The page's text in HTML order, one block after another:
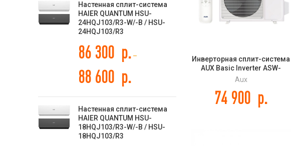
Инверторная сплит-система
AUX Basic Inverter ASW-
H24A4/СB-R2DI /AS-H24A4/
Aux
74 900 р.
Kentatsu 7
Royal Clima
TCL
Настенная сплит-система
HAIER QUANTUM HSU-
24HQJ103/R3-W/-B / HSU-
24HQJ103/R3
86 300 р. –
88 600 р.
Настенная сплит-система
HAIER QUANTUM HSU-
18HQJ103/R3-W/-B / HSU-
18HQJ103/R3